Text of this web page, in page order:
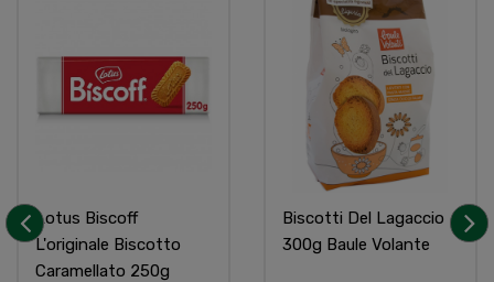
Lotus Biscoff
L'originale Biscotto
Caramellato 250g
Biscotti Del Lagaccio
300g Baule Volante